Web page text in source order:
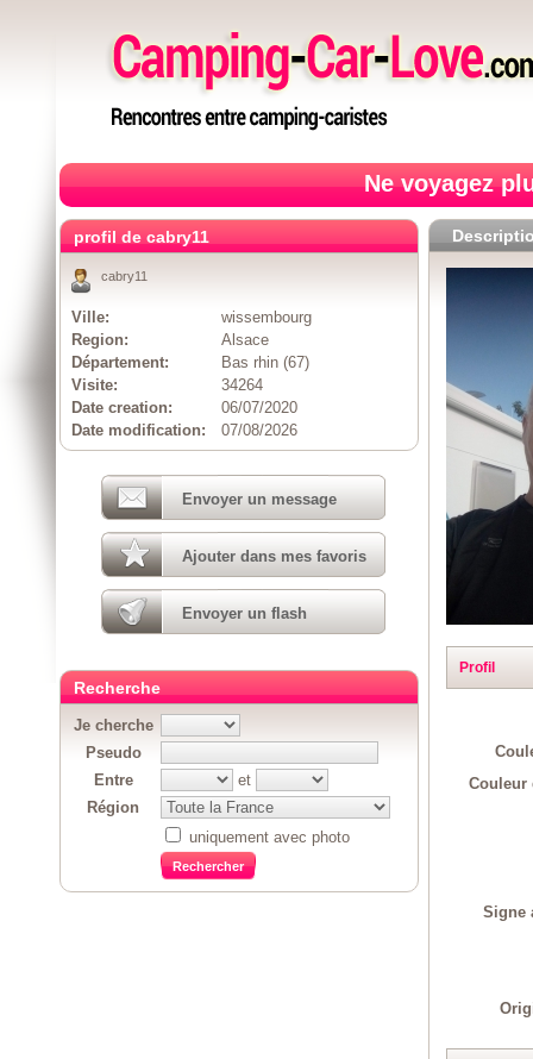
Ne voyagez
Profil
Couleur
Signe
profil de cabry11
cabry11
Ville:
wissembourg
Region:
Alsace
Département:
Bas rhin (67)
Visite:
34264
Date creation:
06/07/2020
Date modification:
07/08/2026
Envoyer un message
Ajouter dans mes favoris
Envoyer un flash
Recherche
Je cherche
Pseudo
Entre
et
Région
uniquement avec photo